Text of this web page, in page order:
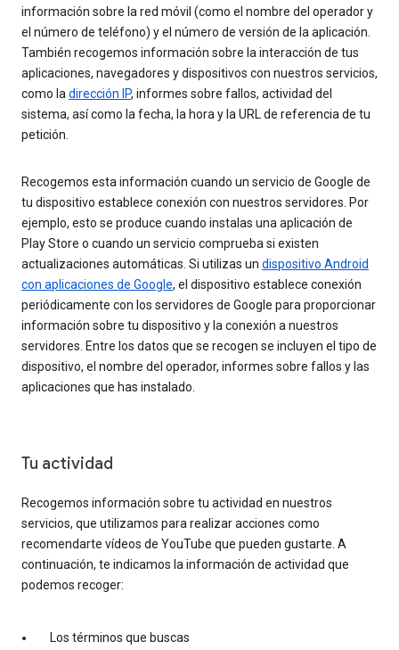
información sobre la red móvil (como el nombre del operador y
el número de teléfono) y el número de versión de la aplicación.
También recogemos información sobre la interacción de tus
aplicaciones, navegadores y dispositivos con nuestros servicios,
como ladirección IP, informes sobre fallos, actividad del
sistema, así como la fecha, la hora y la URL de referencia de tu
petición.
Recogemos esta información cuando un servicio de Google de
tu dispositivo establece conexión con nuestros servidores. Por
ejemplo, esto se produce cuando instalas una aplicación de
Play Store o cuando un servicio comprueba si existen
actualizaciones automáticas. Si utilizas un dispositivo Android
con aplicaciones de Google, el dispositivo establece conexión
periódicamente con los servidores de Google para proporcionar
información sobre tu dispositivo y la conexión a nuestros
servidores. Entre los datos que se recogen se incluyen el tipo de
dispositivo, el nombre del operador, informes sobre fallos y las
aplicaciones que has instalado.
Tu actividad
Recogemos información sobre tu actividad en nuestros
servicios, que utilizamos para realizar acciones como
recomendarte vídeos de YouTube que pueden gustarte. A
continuación, te indicamos la información de actividad que
podemos recoger:
Los términos que buscas